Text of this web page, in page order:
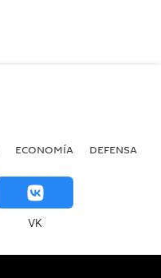
ECONOMÍA DEFENSA
VK